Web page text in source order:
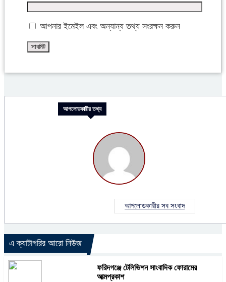
আপনার ইমেইল এবং অন্যান্য তথ্য সংরক্ষন করুন
আপলোডকারীর তথ্য
আপলোডকারীর সব সংবাদ
এ ক্যাটাগরির আরো নিউজ
ফরিদগঞ্জে টেলিভিশন সাংবাদিক ফোরামের
আত্মপ্রকাশ